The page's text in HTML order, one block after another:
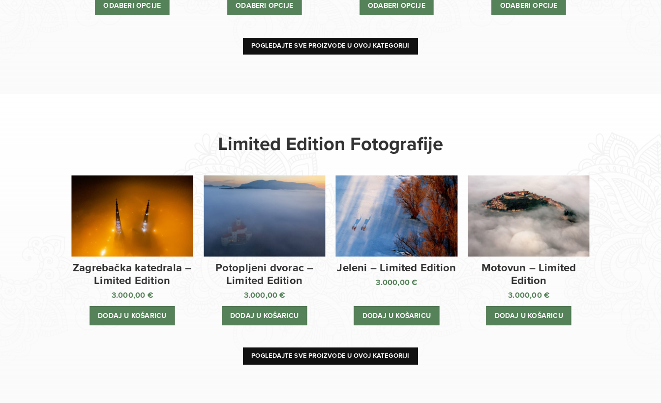
ODABERI OPCIJE
138,00 €
ODABERI OPCIJE ODABERI OPCIJE ODABERI OPCIJE
POGLEDAJTE SVE PROIZVODE U OVOJ KATEGORIJI
Limited Edition Fotografije
Zagrebačka katedrala –
Limited Edition
3.000,00 €
DODAJ U KOŠARICU
Potopljeni dvorac –
Limited Edition
3.000,00€
DODAJ U KOŠARICU
Jeleni – Limited Edition
3.000,00€
DODAJ U KOŠARICU
Motovun – Limited
Edition
3.000,00 €
DODAJ U KOŠARICU
POGLEDAJTE SVE PROIZVODE U OVOJ KATEGORIJI